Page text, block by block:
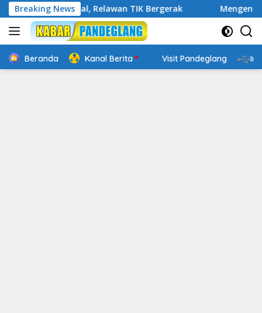
Langsung
ke
konten
Breaking News
Digital, Relawan TIK Bergerak Mengenal Website
Beranda Kanal Berita Visit Pandeglang